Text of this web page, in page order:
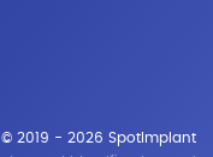
© 2019 - 2026 SpotImplant